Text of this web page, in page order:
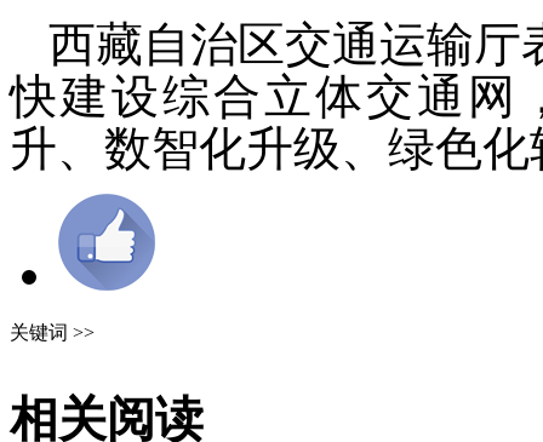
西藏自治区交通运输厅
快建设综合立体交通网
升、数智化升级、绿色化
关键词 >>
相关阅读